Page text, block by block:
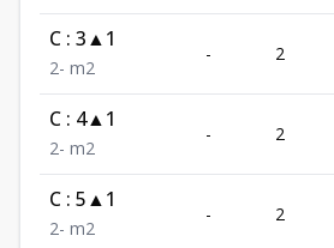
C : 3▲1
2- m2
- 2
C : 4▲1
2- m2
- 2
C : 5▲1
2- m2
- 2